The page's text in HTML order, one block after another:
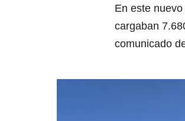
En este
cargaban
comunicado